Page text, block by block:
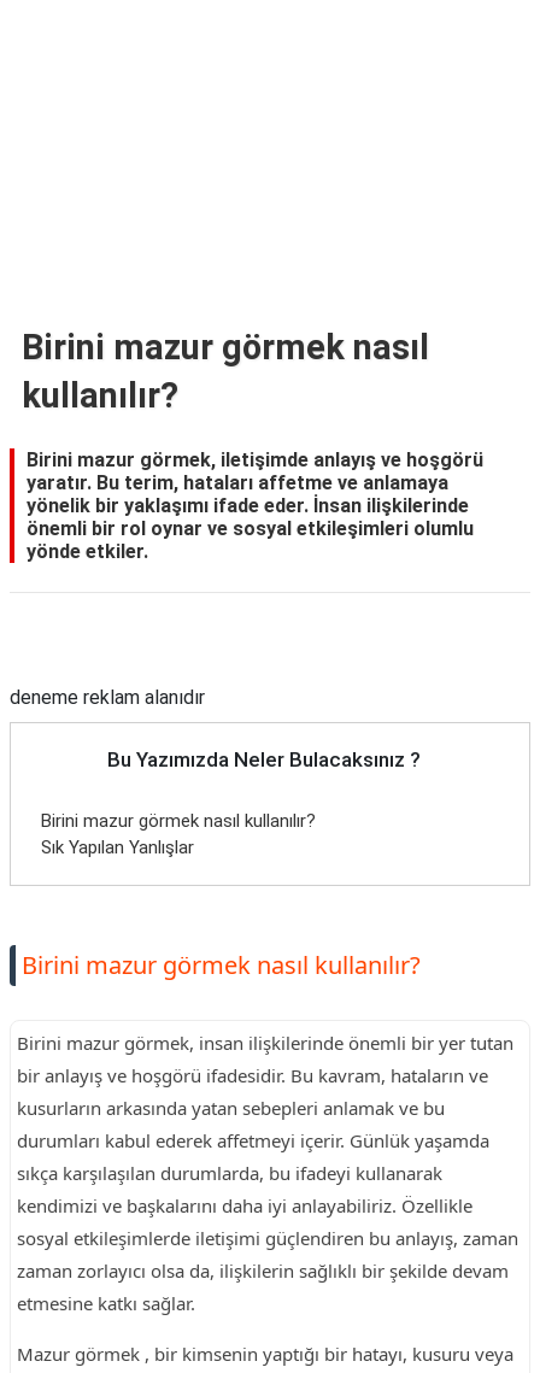
Birini mazur görmek nasıl
kullanılır?
Birini mazur görmek, iletişimde anlayış ve hoşgörü
yaratır. Bu terim, hataları affetme ve anlamaya
yönelik bir yaklaşımı ifade eder. İnsan ilişkilerinde
önemli bir rol oynar ve sosyal etkileşimleri olumlu
yönde etkiler.
deneme reklam alanıdır
Bu Yazımızda Neler Bulacaksınız ?
Birini mazur görmek nasıl kullanılır?
Sık Yapılan Yanlışlar
Birini mazur görmek nasıl kullanılır?
Birini mazur görmek, insan ilişkilerinde önemli bir yer tutan
bir anlayış ve hoşgörü ifadesidir. Bu kavram, hataların ve
kusurların arkasında yatan sebepleri anlamak ve bu
durumları kabul ederek affetmeyi içerir. Günlük yaşamda
sıkça karşılaşılan durumlarda, bu ifadeyi kullanarak
kendimizi ve başkalarını daha iyi anlayabiliriz. Özellikle
sosyal etkileşimlerde iletişimi güçlendiren bu anlayış, zaman
zaman zorlayıcı olsa da, ilişkilerin sağlıklı bir şekilde devam
etmesine katkı sağlar.
Mazur görmek , bir kimsenin yaptığı bir hatayı, kusuru veya